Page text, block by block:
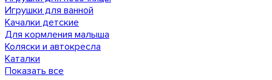
Игрушки для ванной
Качалки детские
Для кормления малыша
Коляски и автокресла
Каталки
Показать все